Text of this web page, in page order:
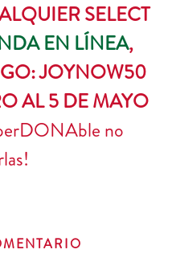
SELECT
EN LÍNEA,
JOYNOW50
AL 5 DE MAYO
no